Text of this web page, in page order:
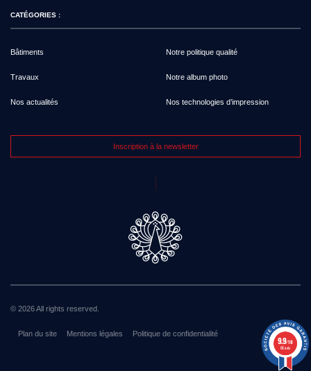
CATÉGORIES :
Bâtiments
Travaux
Nos actualités
Notre politique qualité
Notre album photo
Nos technologies d’impression
Inscription à la newsletter
© 2026 All rights reserved.
Plan du site Mentions légales Politique de confidentialité
9.9/10
68 avis